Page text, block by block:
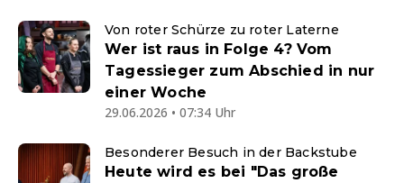
Von roter Schürze zu roter Laterne
Wer ist raus in Folge 4? Vom
Tagessieger zum Abschied in nur
einer Woche
29.06.2026 • 07:34 Uhr
Besonderer Besuch in der Backstube
Heute wird es bei "Das große